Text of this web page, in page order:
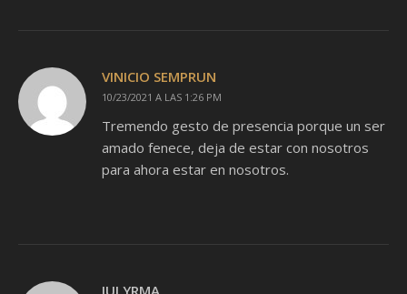
VINICIO SEMPRUN
10/23/2021 A LAS 1:26 PM
Tremendo gesto de presencia porque un ser
amado fenece, deja de estar con nosotros
para ahora estar en nosotros.
JULYRMA